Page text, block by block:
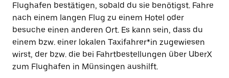
Flughafen bestätigen, sobald du sie benötigst. Fahre
nach einem langen Flug zu einem Hotel oder
besuche einen anderen Ort. Es kann sein, dass du
einem bzw. einer lokalen Taxifahrer*in zugewiesen
wirst, der bzw. die bei Fahrtbestellungen über UberX
zum Flughafen in Münsingen aushilft.